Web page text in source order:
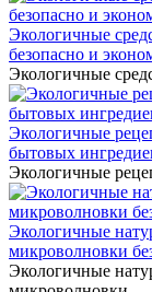
Экологичные
безопасно и
Экологичные
Экологичные
бытовых
Экологичные
Экологичные
микроволновки
Экологичные